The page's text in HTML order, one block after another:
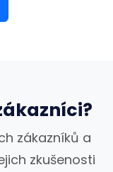
zákazníků a
zkušenosti